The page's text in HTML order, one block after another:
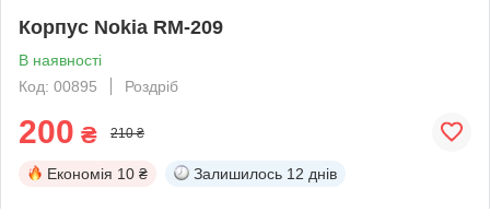
Корпус Nokia RM-209
В наявності
Код: 00895
Роздріб
200 ₴ 210 ₴
Економія 10 ₴ Залишилось 12 днів